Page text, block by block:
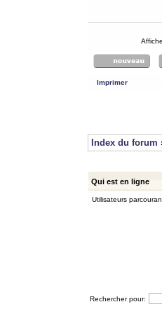
Imprimer
Index du forum
Qui est en ligne
Utilisateurs
Rechercher pour: